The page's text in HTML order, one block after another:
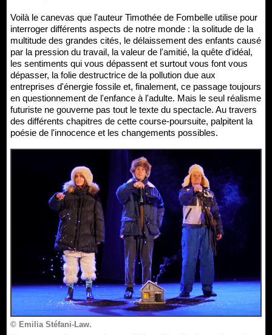
Voilà le canevas que l'auteur Timothée de Fombelle utilise pour
interroger différents aspects de notre monde : la solitude de la
multitude des grandes cités, le délaissement des enfants causé
par la pression du travail, la valeur de l'amitié, la quête d'idéal,
les sentiments qui vous dépassent et surtout vous font vous
dépasser, la folie destructrice de la pollution due aux
entreprises d'énergie fossile et, finalement, ce passage toujours
en questionnement de l'enfance à l'adulte. Mais le seul réalisme
futuriste ne gouverne pas tout le texte du spectacle. Au travers
des différents chapitres de cette course-poursuite, palpitent la
poésie de l'innocence et les changements possibles.
© Emilia Stéfani-Law.